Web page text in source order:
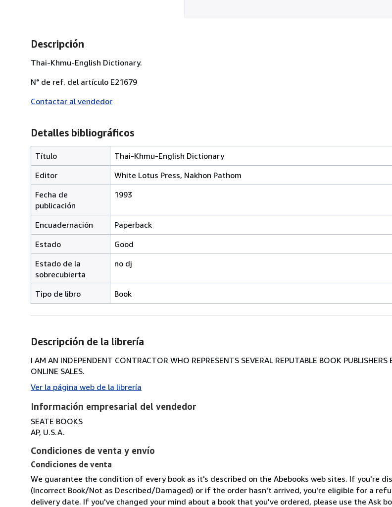
Descripción
Thai-Khmu-English Dictionary.
N° de ref. del artículo E21679
Contactar al vendedor
Detalles bibliográficos
Título
Thai-Khmu-English Dictionary
Editor
White Lotus Press, Nakhon Pathom
Fecha de
publicación
1993
Encuadernación
Paperback
Estado
Good
Estado de la
sobrecubierta
no dj
Tipo de libro Book
Descripción de la librería
I AM AN INDEPENDENT CONTRACTOR WHO REPRESENTS SEVERAL REPUTABLE BOOK
ONLINE SALES.
Ver la página web de la librería
Información empresarial del vendedor
SEATE BOOKS
AP, U.S.A.
Condiciones de venta y envío
Condiciones de venta
We guarantee the condition of every book as it's described on the Abebooks web sites. If you're
(Incorrect Book/Not as Described/Damaged) or if the order hasn't arrived, you're eligible for a
delivery date. If you've changed your mind about a book that you've ordered, please use the Ask